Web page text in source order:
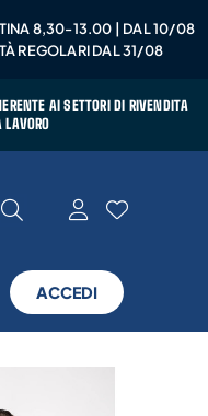
8,30-13.00 | DAL 10/08
REGOLARI DAL 31/08
AI SETTORI DI RIVENDITA
ACCEDI